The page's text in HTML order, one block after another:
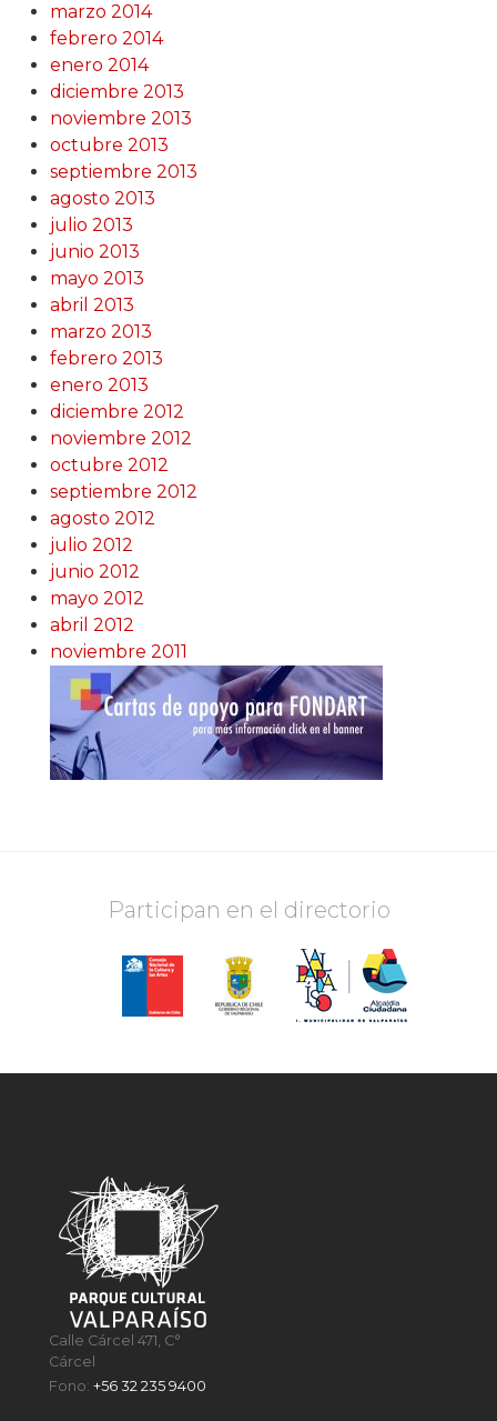
marzo 2014
febrero 2014
enero 2014
diciembre 2013
noviembre 2013
octubre 2013
septiembre 2013
agosto 2013
julio 2013
junio 2013
mayo 2013
abril 2013
marzo 2013
febrero 2013
enero 2013
diciembre 2012
noviembre 2012
octubre 2012
septiembre 2012
agosto 2012
julio 2012
junio 2012
mayo 2012
abril 2012
noviembre 2011
Participan en el directorio
Calle Cárcel 471, C°
Cárcel
Fono:+56 32 235 9400